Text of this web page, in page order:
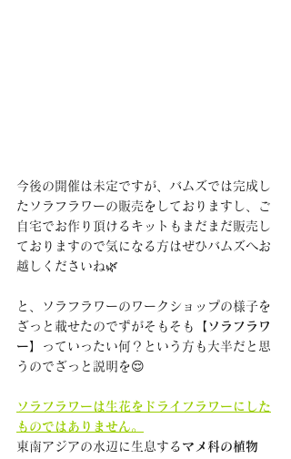
今後の開催は未定ですが、バムズでは完成し
たソラフラワーの販売をしておりますし、ご
自宅でお作り頂けるキットもまだまだ販売し
ておりますので気になる方はぜひバムズへお
越しくださいね🌿
と、ソラフラワーのワークショップの様子を
ざっと載せたのでずがそもそも
【ソラフラワ
ー】
っていったい何？という方も大半だと思
うのでざっと説明を😌
ソラフラワーは生花をドライフラワーにした
ものではありません。
東南アジアの水辺に生息する マメ科の植物